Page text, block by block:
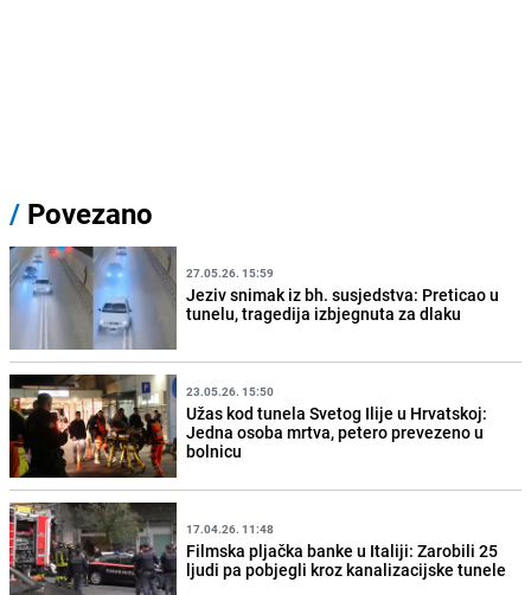
/ Povezano
27.05.26. 15:59
Jeziv snimak iz bh. susjedstva: Preticao u
tunelu, tragedija izbjegnuta za dlaku
23.05.26. 15:50
Užas kod tunela Svetog Ilije u Hrvatskoj:
Jedna osoba mrtva, petero prevezeno u
bolnicu
17.04.26. 11:48
Filmska pljačka banke u Italiji: Zarobili 25
ljudi pa pobjegli kroz kanalizacijske tunele